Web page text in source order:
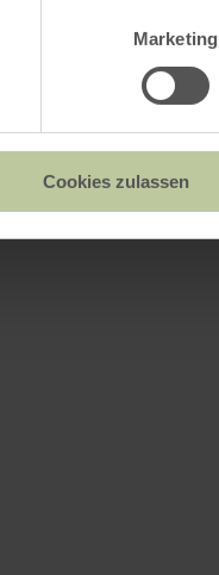
Marketing
Cookies zulassen